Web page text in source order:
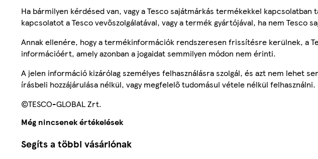
Ha bármilyen kérdésed van, vagy a Tesco sajátmárkás termékekkel
kapcsolatot a Tesco vevőszolgálatával, vagy a termék gyártójával, ha nem Tesco
Annak ellenére, hogy a termékinformációk rendszeresen frissítésre kerülnek, a
információért, amely azonban a jogaidat semmilyen módon nem érinti.
A jelen információ kizárólag személyes felhasználásra szolgál, és azt nem lehet
írásbeli hozzájárulása nélkül, vagy megfelelő tudomásul vétele nélkül felhasználni.
©TESCO-GLOBAL Zrt.
Még nincsenek értékelések
Segíts a többi vásárlónak